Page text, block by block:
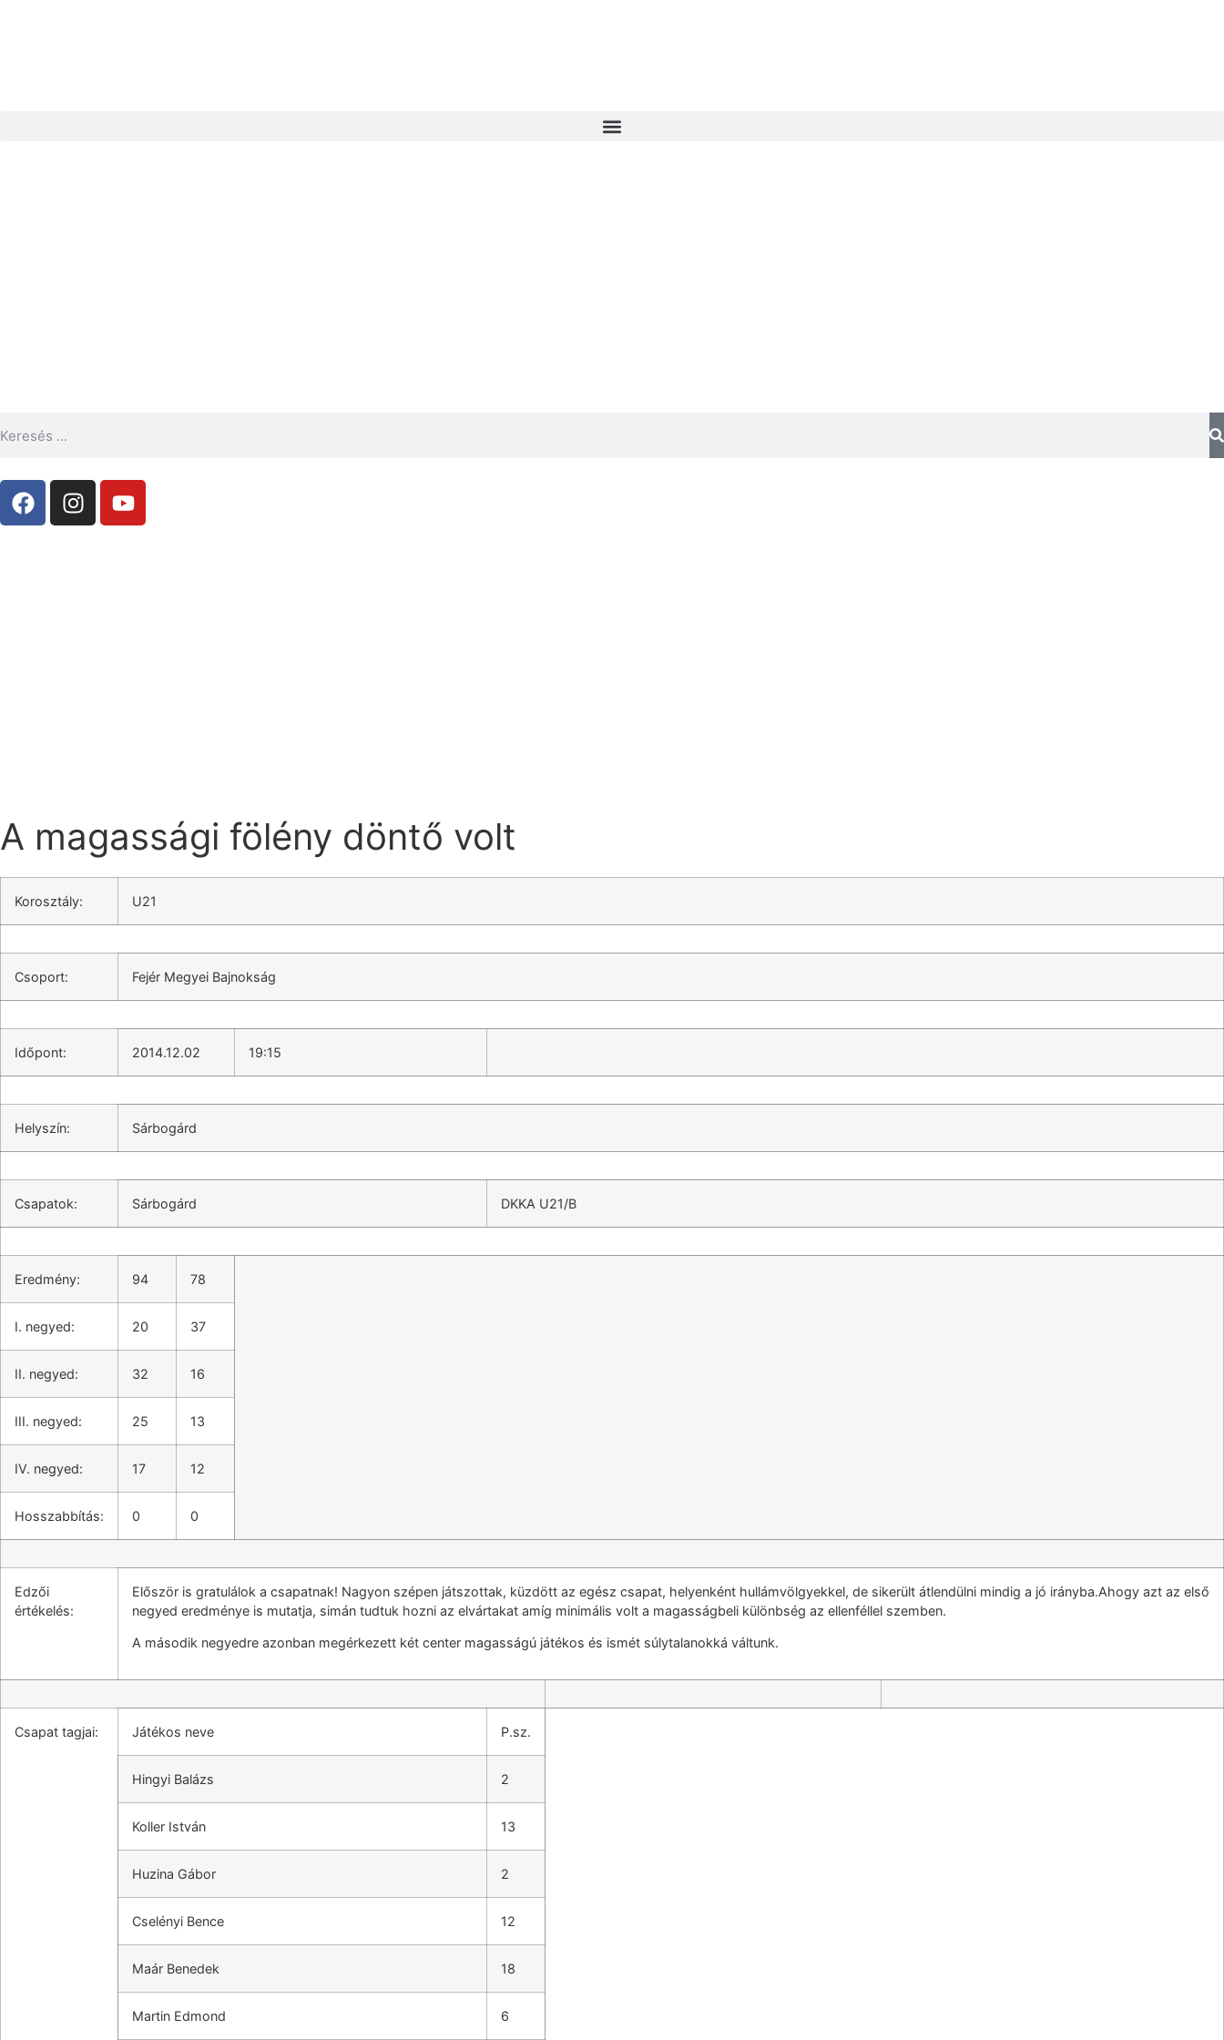
A magassági fölény döntő volt
Korosztály: U21
Csoport: Fejér Megyei Bajnokság
Időpont: 2014.12.02 19:15
Helyszín: Sárbogárd
Csapatok: Sárbogárd DKKA U21/B
Eredmény: 94 78
I. negyed: 20 37
II. negyed: 32 16
III. negyed: 25 13
IV. negyed: 17 12
Hosszabbítás: 0 0
Edzői
értékelés:
Először is gratulálok a csapatnak! Nagyon szépen játszottak, küzdött az egész csapat, helyenként hullámvölgyekkel, de sikerült átlendülni mindig a jó irányba.Ahogy azt az első
negyed eredménye is mutatja, simán tudtuk hozni az elvártakat amíg minimális volt a magasságbeli különbség az ellenféllel szemben.
A második negyedre azonban megérkezett két center magasságú játékos és ismét súlytalanokká váltunk.
Csapat tagjai: Játékos neve P.sz.
Hingyi Balázs 2
Koller István 13
Huzina Gábor 2
Cselényi Bence 12
Maár Benedek 18
Martin Edmond 6